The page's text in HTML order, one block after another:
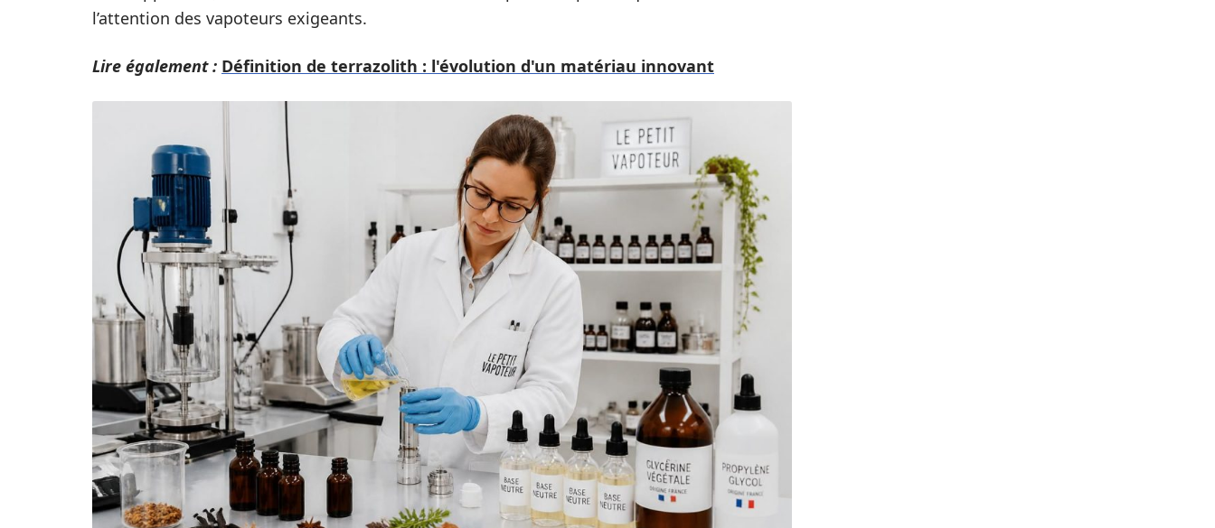
l’attention des vapoteurs exigeants.
Lire également : Définition de terrazolith : l'évolution d'un matériau innovant